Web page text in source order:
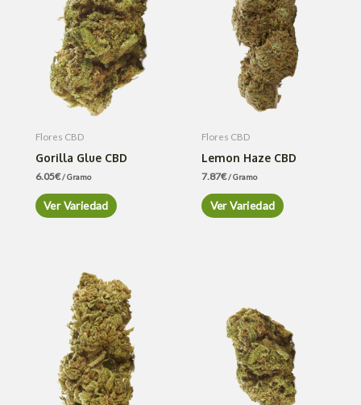
Flores CBD
Gorilla Glue CBD
6.05€/ Gramo
Ver Variedad
Flores CBD
Lemon Haze CBD
7.87€/ Gramo
Ver Variedad